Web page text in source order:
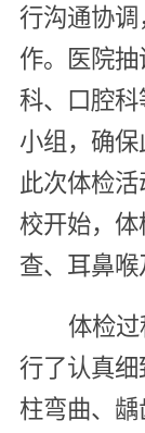
行沟通协
作。医院
科、口腔
小组，确保
此次体检
校开始，
查、耳鼻喉
体检
行了认真
柱弯曲、